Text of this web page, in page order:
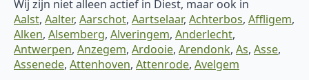
Wij zijn niet alleen actief in Diest, maar ook in
Aalst, Aalter, Aarschot, Aartselaar, Achterbos, Affligem,
Alken, Alsemberg, Alveringem, Anderlecht,
Antwerpen, Anzegem, Ardooie, Arendonk, As, Asse,
Assenede, Attenhoven, Attenrode, Avelgem